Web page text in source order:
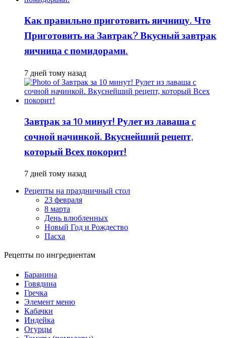
Как правильно приготовить яичницу. Что
Приготовить на Завтрак? Вкусный завтрак
яичница с помидорами.
7 дней тому назад
Завтрак за 10 минут! Рулет из лаваша с
сочной начинкой. Вкуснейший рецепт,
который Всех покорит!
7 дней тому назад
Рецепты на праздничный стол
23 февраля
8 марта
День влюбленных
Новый Год и Рождество
Пасха
Рецепты по ингредиентам
Баранина
Говядина
Гречка
Элемент меню
Кабачки
Индейка
Огурцы